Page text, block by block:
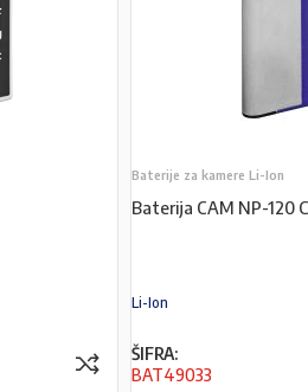
Baterije za kamere Li-Ion
Baterija CAM NP-120
Li-Ion
ŠIFRA:
BAT49033